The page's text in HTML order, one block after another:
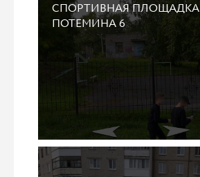
СПОРТИВНАЯ ПЛОЩАДКА
ПОТЕМИНА 6